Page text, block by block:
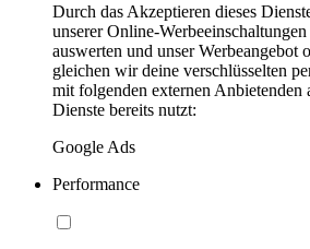
Durch das Akzeptieren dieses
unserer Online-
auswerten und unser Werbeangebot
gleichen wir deine verschlüsselten
mit folgenden externen Anbietenden
Dienste bereits nutzt:
Google Ads
Performance